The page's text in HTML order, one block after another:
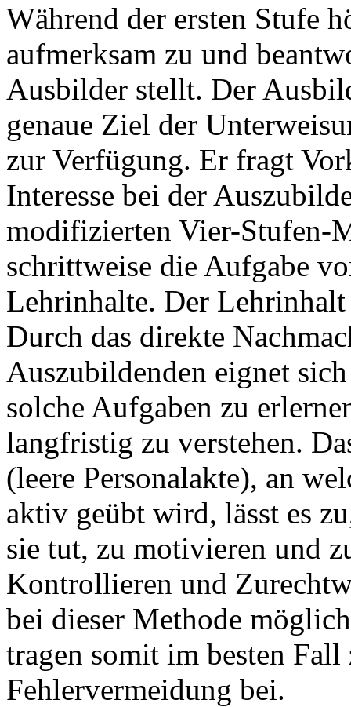
Während der ersten Stufe
aufmerksam zu und
Ausbilder stellt. Der
genaue Ziel der
zur Verfügung. Er fragt
Interesse bei der
modifizierten Vier-Stufen-
schrittweise die Aufgabe
Lehrinhalte. Der
Durch das direkte
Auszubildenden eignet
solche Aufgaben zu
langfristig zu verstehen.
(leere Personalakte), an
aktiv geübt wird, lässt es
sie tut, zu motivieren und
Kontrollieren und
bei dieser Methode
tragen somit im besten
Fehlervermeidung bei.